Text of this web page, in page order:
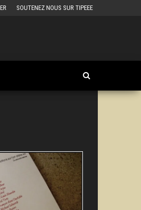
SOUTENEZ NOUS SUR TIPEEE